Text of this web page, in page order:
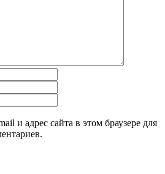
и адрес сайта в этом браузере для